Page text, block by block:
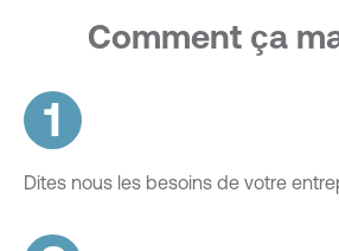
Comment ça
1
Dites nous les besoins de votre